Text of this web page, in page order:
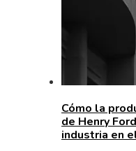
Cómo la
de Henry
industria en